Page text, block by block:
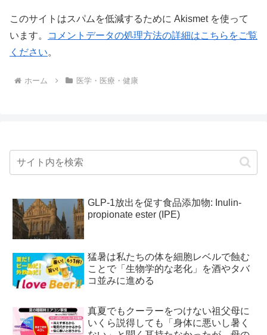
このサイトはスパムを低減するために Akismet を使って
います。
コメントデータの処理方法の詳細はこちらをご覧
ください。
ホーム 医学・医療・健康
GLP-1放出を促す食品添加物: Inulin-
propionate ester (IPE)
猛暑は私たちの体を細胞レベルで蝕む
ことで「生物学的な老化」を酒やタバ
コ並みに進める
真夏でもクーラーをつけない祖父母に
いくら説得しても「身体に悪いし暑く